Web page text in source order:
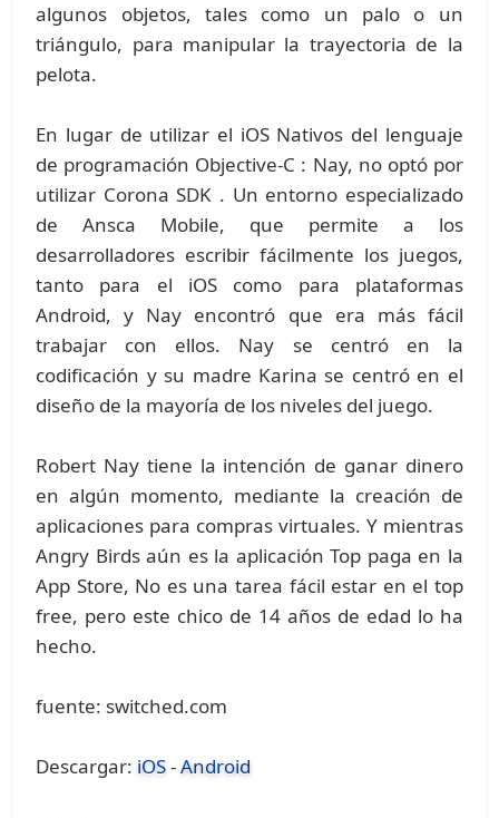
algunos objetos, tales como un palo o un
triángulo, para manipular la trayectoria de la
pelota.
En lugar de utilizar el iOS Nativos del lenguaje
de programación Objective-C : Nay, no optó por
utilizar Corona SDK . Un entorno especializado
de Ansca Mobile, que permite a los
desarrolladores escribir fácilmente los juegos,
tanto para el iOS como para plataformas
Android, y Nay encontró que era más fácil
trabajar con ellos. Nay se centró en la
codificación y su madre Karina se centró en el
diseño de la mayoría de los niveles del juego.
Robert Nay tiene la intención de ganar dinero
en algún momento, mediante la creación de
aplicaciones para compras virtuales. Y mientras
Angry Birds aún es la aplicación Top paga en la
App Store, No es una tarea fácil estar en el top
free, pero este chico de 14 años de edad lo ha
hecho.
fuente: switched.com
Descargar: iOS-Android